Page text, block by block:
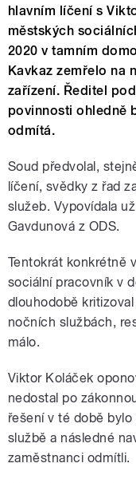
hlavním líčení s
městských
2020 v tamním
Kavkaz zemřelo na
zařízení. Ředitel
povinnosti ohledně
odmítá.
Soud předvolal,
líčení, svědky z řad
služeb. Vypovídala
Gavdunová z ODS.
Tentokrát konkrétně
sociální pracovník v
dlouhodobě
nočních službách,
málo.
Viktor Koláček
nedostal po
řešení v té době
službě a následné
zaměstnanci odmítli.